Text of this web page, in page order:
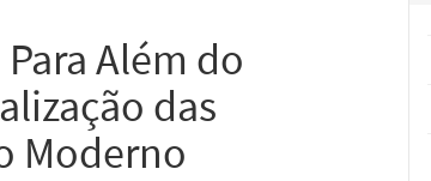
Além do
das
Moderno